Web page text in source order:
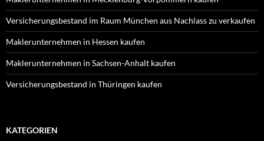
Versicherungsbestand im Raum München aus Nachlass zu verkaufen
Maklerunternehmen in Hessen kaufen
Maklerunternehmen in Sachsen-Anhalt kaufen
Versicherungsbestand in Thüringen kaufen
KATEGORIEN